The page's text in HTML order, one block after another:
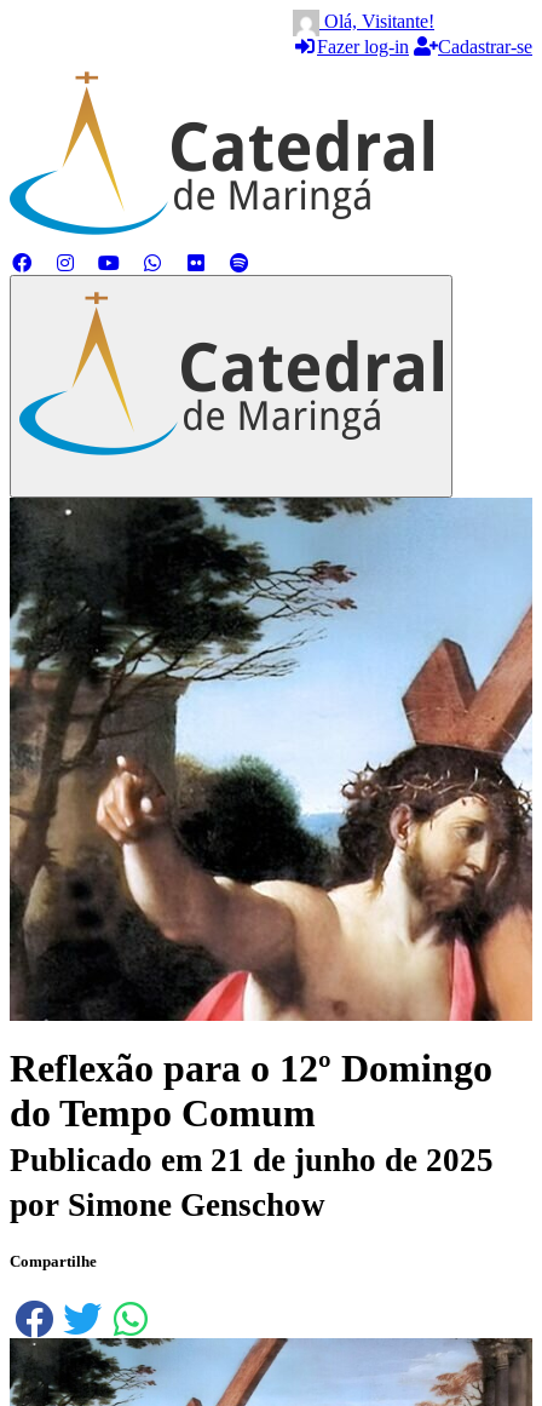
Olá, Visitante!
Fazer log-in
Cadastrar-se
Reflexão para o 12º Domingo
do Tempo Comum
Publicado em 21 de junho de 2025
por Simone Genschow
Compartilhe